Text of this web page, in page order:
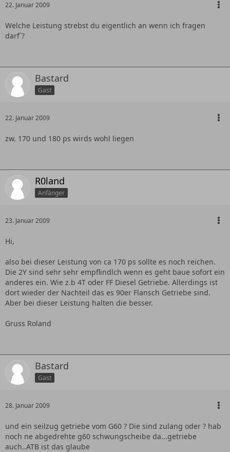
22. Januar 2009
Welche Leistung strebst du eigentlich an wenn ich fragen
darf`?
Bastard
Gast
22. Januar 2009
zw. 170 und 180 ps wirds wohl liegen
R0land
Anfänger
23. Januar 2009
Hi,
also bei dieser Leistung von ca 170 ps sollte es noch reichen.
Die 2Y sind sehr sehr empflindlch wenn es geht baue sofort ein
anderes ein. Wie z.b 4T oder FF Diesel Getriebe. Allerdings ist
dort wieder der Nachteil das es 90er Flansch Getriebe sind.
Aber bei dieser Leistung halten die besser.
Gruss Roland
Bastard
Gast
28. Januar 2009
und ein seilzug getriebe vom G60 ? Die sind zulang oder ? hab
noch ne abgedrehte g60 schwungscheibe da...getriebe
auch..ATB ist das glaube